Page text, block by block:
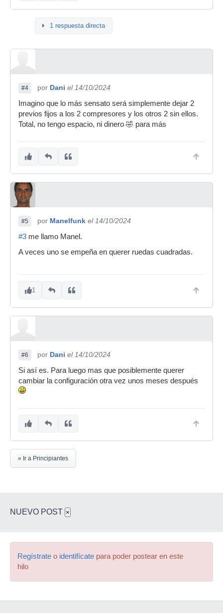
1 respuesta directa
#4 por Dani el 14/10/2024
Imagino que lo más sensato será simplemente dejar 2
previos fijos a los 2 compresores y los otros 2 sin ellos.
Total, no tengo espacio, ni dinero 🤣 para más
#5 por Manelfunk el 14/10/2024
#3 me llamo Manel.
A veces uno se empeña en querer ruedas cuadradas.
1
#6 por Dani el 14/10/2024
Si así es. Para luego mas que posiblemente querer
cambiar la configuración otra vez unos meses después
« Ir a Principiantes
NUEVO POST ×
Regístrate o identifícate para poder postear en este
hilo